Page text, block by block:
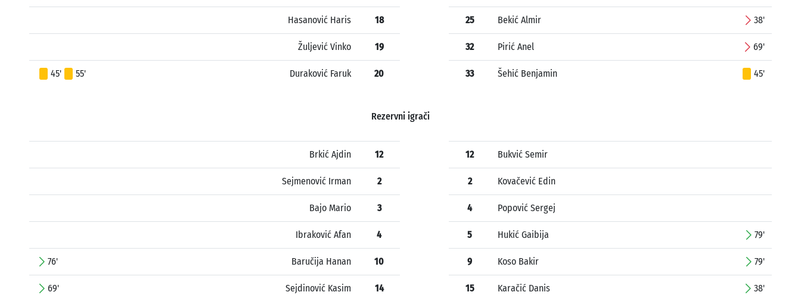
Hasanović Haris 18
Žuljević Vinko 19
45' 55' Duraković Faruk 20
25 Bekić Almir 38'
32 Pirić Anel 69'
33 Šehić Benjamin 45'
Rezervni igrači
Brkić Ajdin 12
Sejmenović Irman 2
Bajo Mario 3
Ibraković Afan 4
76' Baručija Hanan 10
69' Sejdinović Kasim 14
12 Bukvić Semir
2 Kovačević Edin
4 Popović Sergej
5 Hukić Gaibija 79'
9 Koso Bakir 79'
15 Karačić Danis 38'